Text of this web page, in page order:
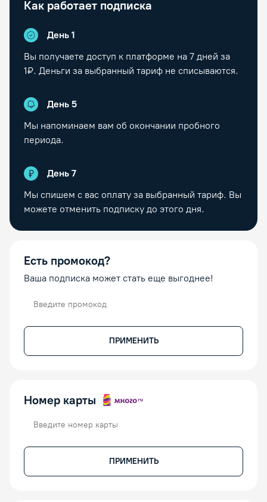
Как работает подписка
День 1
Вы получаете доступ к платформе на 7 дней за
1₽. Деньги за выбранный тариф не списываются.
День 5
Мы напоминаем вам об окончании пробного
периода.
День 7
Мы спишем с вас оплату за выбранный тариф. Вы
можете отменить подписку до этого дня.
Есть промокод?
Ваша подписка может стать еще выгоднее!
ПРИМЕНИТЬ
Номер карты
ПРИМЕНИТЬ